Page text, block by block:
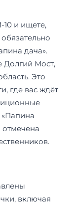
10 и ищете,
дача».
Долгий Мост,
Это
где вас ждёт
отмечена
включая